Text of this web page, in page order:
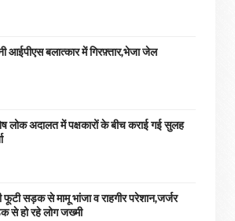
आईपीएस बलात्कार में गिरफ़्तार,भेजा जेल
लोक अदालत में पक्षकारों के बीच कराई गई सुलह
फूटी सड़क से मामू भांजा व राहगीर परेशान,जर्जर
से हो रहे लोग जख्मी